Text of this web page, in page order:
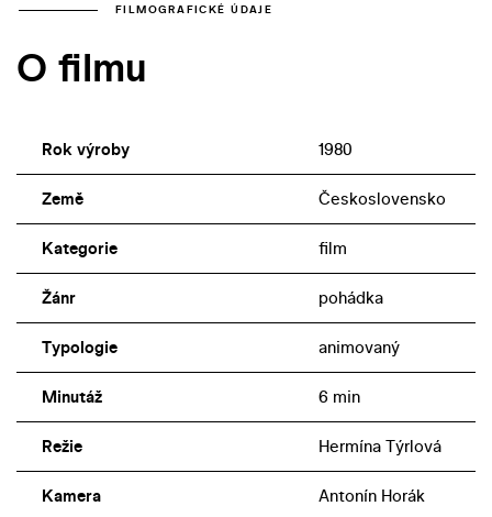
FILMOGRAFICKÉ ÚDAJE
O filmu
Rok výroby 1980
Země Československo
Kategorie film
Žánr pohádka
Typologie animovaný
Minutáž 6 min
Režie Hermína Týrlová
Kamera Antonín Horák